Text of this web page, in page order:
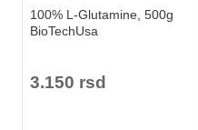
100% L-Glutamine, 500g
BioTechUsa
3.150 rsd